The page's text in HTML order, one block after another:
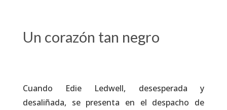
Un corazón tan negro
Cuando Edie Ledwell, desesperada y
desaliñada, se presenta en el despacho de